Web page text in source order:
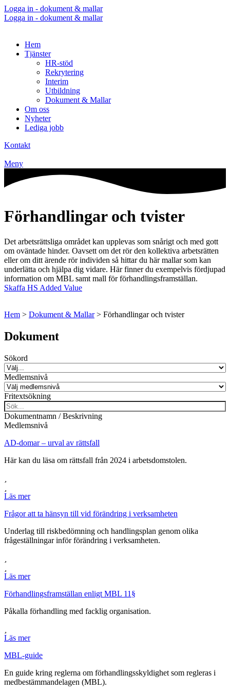
Logga in - dokument & mallar
Logga in - dokument & mallar
Hem
Tjänster
HR-stöd
Rekrytering
Interim
Utbildning
Dokument & Mallar
Om oss
Nyheter
Lediga jobb
Kontakt
Meny
Förhandlingar och tvister
Det arbetsrättsliga området kan upplevas som snårigt och med gott
om oväntade hinder. Oavsett om det rör den kollektiva arbetsrätten
eller om ditt ärende rör individen så hittar du här mallar som kan
underlätta och hjälpa dig vidare. Här finner du exempelvis fördjupad
information om MBL samt mall för förhandlingsframställan.
Skaffa HS Added Value
Hem > Dokument & Mallar> Förhandlingar och tvister
Dokument
Sökord
Medlemsnivå
Fritextsökning
Dokumentnamn / Beskrivning
Medlemsnivå
AD-domar – urval av rättsfall
Här kan du läsa om rättsfall från 2024 i arbetsdomstolen.
Läs mer
Frågor att ta hänsyn till vid förändring i verksamheten
Underlag till riskbedömning och handlingsplan genom olika
frågeställningar inför förändring i verksamheten.
Läs mer
Förhandlingsframställan enligt MBL 11§
Påkalla förhandling med facklig organisation.
Läs mer
MBL-guide
En guide kring reglerna om förhandlingsskyldighet som regleras i
medbestämmandelagen (MBL).